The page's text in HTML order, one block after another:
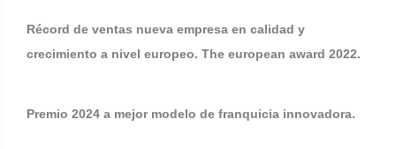
Récord de ventas nueva empresa en calidad y
crecimiento a nivel europeo. The european award 2022.
Premio 2024 a mejor modelo de franquicia innovadora.